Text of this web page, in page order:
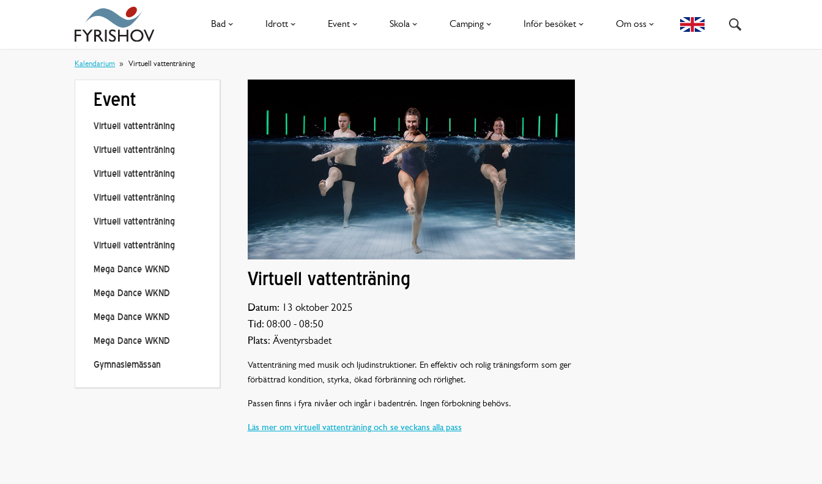
Bad Idrott Event Skola Camping Inför besöket Om oss
Kalendarium Virtuell vattenträning
Event
Virtuell vattenträning
Virtuell vattenträning
Virtuell vattenträning
Virtuell vattenträning
Virtuell vattenträning
Virtuell vattenträning
Mega Dance WKND
Mega Dance WKND
Mega Dance WKND
Mega Dance WKND
Gymnasiemässan
Virtuell vattenträning
Datum: 13 oktober 2025
Tid: 08:00 - 08:50
Plats: Äventyrsbadet
Vattenträning med musik och ljudinstruktioner. En effektiv och rolig träningsform som ger
förbättrad kondition, styrka, ökad förbränning och rörlighet.
Passen finns i fyra nivåer och ingår i badentrén. Ingen förbokning behövs.
Läs mer om virtuell vattenträning och se veckans alla pass